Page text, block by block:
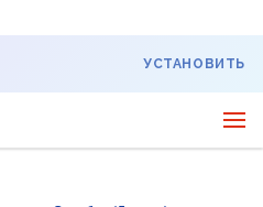
УСТАНОВИТЬ